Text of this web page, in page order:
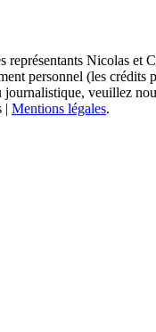
représentants Nicolas
personnel (les
veuillez
| Mentions légales.